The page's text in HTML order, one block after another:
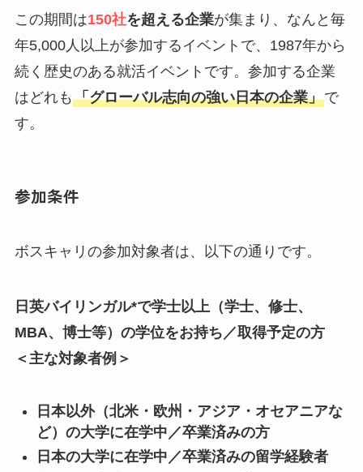
この期間は150社を超える企業が集まり、なんと毎
年5,000人以上が参加するイベントで、1987年から
続く歴史のある就活イベントです。参加する企業
はどれも 「グローバル志向の強い日本の企業」で
す。
参加条件
ボスキャリの参加対象者は、以下の通りです。
日英バイリンガル*で学士以上（学士、修士、
MBA、博士等）の学位をお持ち／取得予定の方
＜主な対象者例＞
日本以外（北米・欧州・アジア・オセアニアな
ど）の大学に在学中／卒業済みの方
日本の大学に在学中／卒業済みの留学経験者